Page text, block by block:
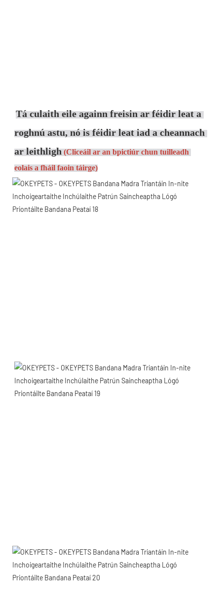
Tá culaith eile againn freisin ar féidir leat a
roghnú astu, nó is féidir leat iad a cheannach
ar leithligh (Cliceáil ar an bpictiúr chun tuilleadh
eolais a fháil faoin táirge)